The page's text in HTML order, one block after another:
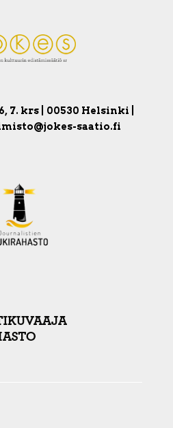
7. krs | 00530 Helsinki |
saatio.fi